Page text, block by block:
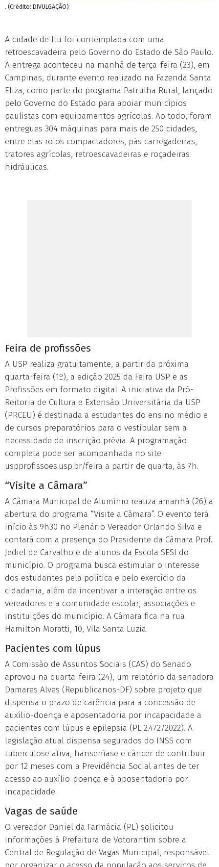
. (Crédito: DIVULGAÇÃO)
A cidade de Itu foi contemplada com uma
retroescavadeira pelo Governo do Estado de São Paulo.
A entrega aconteceu na manhã de terça-feira (23), em
Campinas, durante evento realizado na Fazenda Santa
Eliza, como parte do programa Patrulha Rural, lançado
pelo Governo do Estado para apoiar municípios
paulistas com equipamentos agrícolas. Ao todo, foram
entregues 304 máquinas para mais de 250 cidades,
entre elas rolos compactadores, pás carregadeiras,
tratores agrícolas, retroescavadeiras e roçadeiras
hidráulicas.
Feira de profissões
A USP realiza gratuitamente, a partir da próxima
quarta-feira (1º), a edição 2025 da Feira USP e as
Profissões em formato digital. A iniciativa da Pró-
Reitoria de Cultura e Extensão Universitária da USP
(PRCEU) é destinada a estudantes do ensino médio e
de cursos preparatórios para o vestibular sem a
necessidade de inscrição prévia. A programação
completa pode ser acompanhada no site
uspprofissoes.usp.br/feira a partir de quarta, às 7h.
“Visite a Câmara”
A Câmara Municipal de Alumínio realiza amanhã (26) a
abertura do programa “Visite a Câmara”. O evento terá
início às 9h30 no Plenário Vereador Orlando Silva e
contará com a presença do Presidente da Câmara Prof.
Jediel de Carvalho e de alunos da Escola SESI do
município. O programa busca estimular o interesse
dos estudantes pela política e pelo exercício da
cidadania, além de incentivar a interação entre os
vereadores e a comunidade escolar, associações e
instituições do município. A Câmara fica na rua
Hamilton Moratti, 10, Vila Santa Luzia.
Pacientes com lúpus
A Comissão de Assuntos Sociais (CAS) do Senado
aprovou na quarta-feira (24), um relatório da senadora
Damares Alves (Republicanos-DF) sobre projeto que
dispensa o prazo de carência para a concessão de
auxílio-doença e aposentadoria por incapacidade a
pacientes com lúpus e epilepsia (PL 2.472/2022). A
legislação atual dispensa segurados do INSS com
tuberculose ativa, hanseníase e câncer de contribuir
por 12 meses com a Previdência Social antes de ter
acesso ao auxílio-doença e à aposentadoria por
incapacidade.
Vagas de saúde
O vereador Daniel da Farmácia (PL) solicitou
informações à Prefeitura de Votorantim sobre a
Central de Regulação de Vagas Municipal, responsável